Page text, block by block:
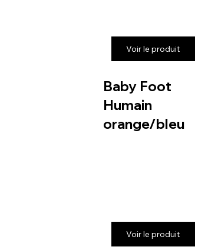
Voir le produit
Baby Foot
Humain
orange/bleu
Voir le produit